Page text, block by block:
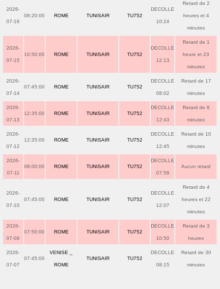
2026-
07-16
08:20:00 ROME TUNISAIR TU752
DECOLLE
10:24
Retard de 2
heures et 4
minutes
2026-
07-15
10:50:00 ROME TUNISAIR TU752
DECOLLE
12:13
Retard de 1
heure et 23
minutes
2026-
07-14
07:45:00 ROME TUNISAIR TU752
DECOLLE
08:02
Retard de 17
minutes
2026-
07-13
12:35:00 ROME TUNISAIR TU752
DECOLLE
12:43
Retard de 8
minutes
2026-
07-12
12:35:00 ROME TUNISAIR TU752
DECOLLE
12:45
Retard de 10
minutes
2026-
07-11
08:00:00 ROME TUNISAIR TU752
DECOLLE
07:58
Aucun retard
2026-
07-10
07:45:00 ROME TUNISAIR TU752
DECOLLE
12:07
Retard de 4
heures et 22
minutes
2026-
07-08
07:50:00 ROME TUNISAIR TU752
DECOLLE
10:50
Retard de 3
heures
2026-
07-07
07:45:00
VENISE _
ROME
TUNISAIR TU752
DECOLLE
08:15
Retard de 30
minutes